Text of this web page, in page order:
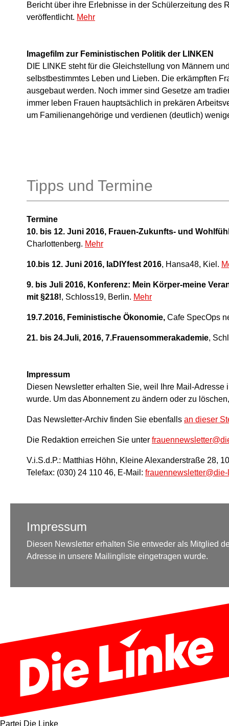
Bericht über ihre Erlebnisse in der Schülerzeitung des
veröffentlicht. Mehr
Imagefilm zur Feministischen Politik der LINKEN
DIE LINKE steht für die Gleichstellung von Männern
selbstbestimmtes Leben und Lieben. Die erkämpften
ausgebaut werden. Noch immer sind Gesetze am
immer leben Frauen hauptsächlich in prekären
um Familienangehörige und verdienen (deutlich)
Tipps und Termine
Termine
10. bis 12. Juni 2016, Frauen-Zukunfts- und
Charlottenberg. Mehr
10.bis 12. Juni 2016, IaDIYfest 2016, Hansa48, Kiel.
9. bis Juli 2016, Konferenz: Mein Körper-meine
mit §218!, Schloss19, Berlin. Mehr
19.7.2016, Feministische Ökonomie, Cafe SpecOps
21. bis 24.Juli, 2016, 7.Frauensommerakademie,
Impressum
Diesen Newsletter erhalten Sie, weil Ihre Mail-
wurde. Um das Abonnement zu ändern oder zu
Das Newsletter-Archiv finden Sie ebenfalls an dieser
Die Redaktion erreichen Sie unter
V.i.S.d.P.: Matthias Höhn, Kleine Alexanderstraße 28,
Telefax: (030) 24 110 46, E-Mail:
Impressum
Diesen Newsletter erhalten Sie entweder als Mitglied
Adresse in unsere Mailingliste eingetragen wurde.
Partei Die Linke